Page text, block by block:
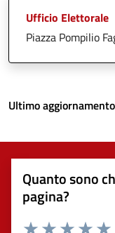
Ufficio Elettorale
Piazza Pompilio
Ultimo
Quanto sono
pagina?